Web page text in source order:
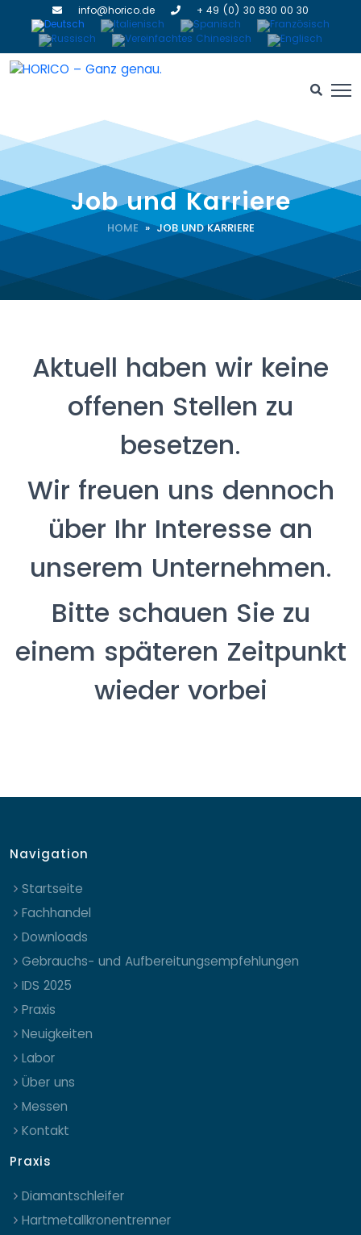
info@horico.de + 49 (0) 30 830 00 30
Job und Karriere
HOME » JOB UND KARRIERE
Aktuell haben wir keine
offenen Stellen zu
besetzen.
Wir freuen uns dennoch
über Ihr Interesse an
unserem Unternehmen.
Bitte schauen Sie zu
einem späteren Zeitpunkt
wieder vorbei
Navigation
Startseite
Fachhandel
Downloads
Gebrauchs- und Aufbereitungsempfehlungen
IDS 2025
Praxis
Neuigkeiten
Labor
Über uns
Messen
Kontakt
Praxis
Diamantschleifer
Hartmetallkronentrenner